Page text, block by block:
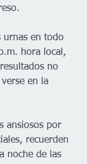
urnas en todo
hora local,
no
en la
ansiosos por
recuerden
noche de las